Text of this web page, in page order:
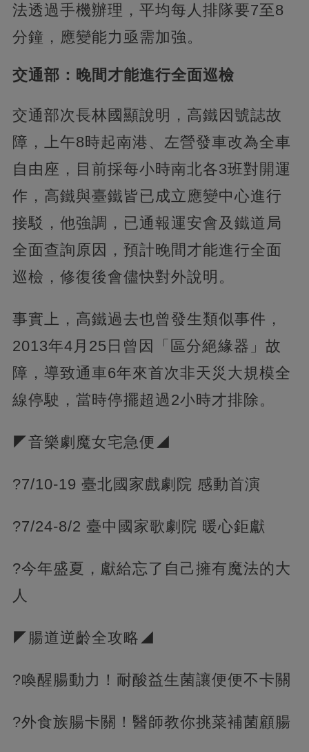
法透過手機辦理，平均每人排隊要7至8
分鐘，應變能力亟需加強。
交通部：晚間才能進行全面巡檢
交通部次長林國顯說明，高鐵因號誌故
障，上午8時起南港、左營發車改為全車
自由座，目前採每小時南北各3班對開運
作，高鐵與臺鐵皆已成立應變中心進行
接駁，他強調，已通報運安會及鐵道局
全面查詢原因，預計晚間才能進行全面
巡檢，修復後會儘快對外說明。
事實上，高鐵過去也曾發生類似事件，
2013年4月25日曾因「區分絕緣器」故
障，導致通車6年來首次非天災大規模全
線停駛，當時停擺超過2小時才排除。
◤音樂劇魔女宅急便◢
?7/10-19 臺北國家戲劇院 感動首演
?7/24-8/2 臺中國家歌劇院 暖心鉅獻
?今年盛夏，獻給忘了自己擁有魔法的大
人
◤腸道逆齡全攻略◢
?喚醒腸動力！耐酸益生菌讓便便不卡關
?外食族腸卡關！醫師教你挑菜補菌顧腸